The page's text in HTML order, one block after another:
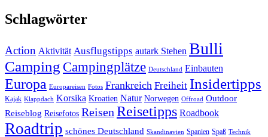
Schlagwörter
Action Aktivität Ausflugstipps autark Stehen Bulli
Camping Campingplätze Deutschland Einbauten
Europa Europareisen Fotos Frankreich Freiheit Insidertipps
Kajak Klappdach Korsika Kroatien Natur Norwegen Offroad Outdoor
Reiseblog Reisefotos ReisenReisetipps Roadbook
Roadtrip schönes Deutschland Skandinavien Spanien Spaß Technik